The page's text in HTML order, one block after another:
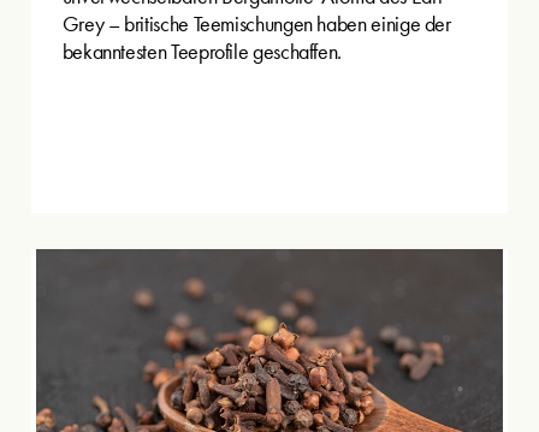
Grey – britische Teemischungen haben einige der
bekanntesten Teeprofile geschaffen.